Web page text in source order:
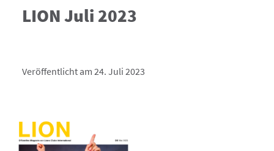
LION Juli 2023
Veröffentlicht am 24. Juli 2023